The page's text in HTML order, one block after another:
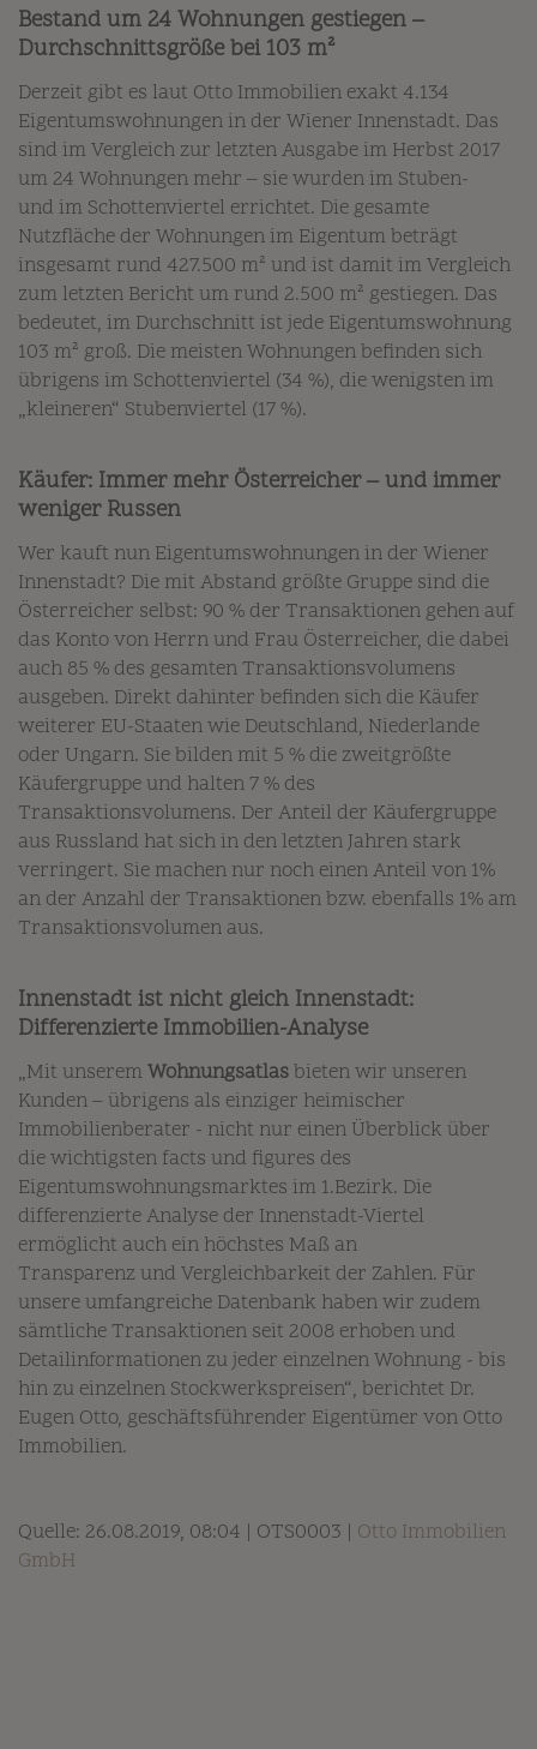
Bestand um 24 Wohnungen gestiegen –
Durchschnittsgröße bei 103 m²
Derzeit gibt es laut Otto Immobilien exakt 4.134
Eigentumswohnungen in der Wiener Innenstadt. Das
sind im Vergleich zur letzten Ausgabe im Herbst 2017
um 24 Wohnungen mehr – sie wurden im Stuben-
und im Schottenviertel errichtet. Die gesamte
Nutzfläche der Wohnungen im Eigentum beträgt
insgesamt rund 427.500 m² und ist damit im Vergleich
zum letzten Bericht um rund 2.500 m² gestiegen. Das
bedeutet, im Durchschnitt ist jede Eigentumswohnung
103 m² groß. Die meisten Wohnungen befinden sich
übrigens im Schottenviertel (34 %), die wenigsten im
„kleineren“ Stubenviertel (17 %).
Käufer: Immer mehr Österreicher – und immer
weniger Russen
Wer kauft nun Eigentumswohnungen in der Wiener
Innenstadt? Die mit Abstand größte Gruppe sind die
Österreicher selbst: 90 % der Transaktionen gehen auf
das Konto von Herrn und Frau Österreicher, die dabei
auch 85 % des gesamten Transaktionsvolumens
ausgeben. Direkt dahinter befinden sich die Käufer
weiterer EU-Staaten wie Deutschland, Niederlande
oder Ungarn. Sie bilden mit 5 % die zweitgrößte
Käufergruppe und halten 7 % des
Transaktionsvolumens. Der Anteil der Käufergruppe
aus Russland hat sich in den letzten Jahren stark
verringert. Sie machen nur noch einen Anteil von 1%
an der Anzahl der Transaktionen bzw. ebenfalls 1% am
Transaktionsvolumen aus.
Innenstadt ist nicht gleich Innenstadt:
Differenzierte Immobilien-Analyse
„Mit unserem Wohnungsatlasbieten wir unseren
Kunden – übrigens als einziger heimischer
Immobilienberater - nicht nur einen Überblick über
die wichtigsten facts und figures des
Eigentumswohnungsmarktes im 1.Bezirk. Die
differenzierte Analyse der Innenstadt-Viertel
ermöglicht auch ein höchstes Maß an
Transparenz und Vergleichbarkeit der Zahlen. Für
unsere umfangreiche Datenbank haben wir zudem
sämtliche Transaktionen seit 2008 erhoben und
Detailinformationen zu jeder einzelnen Wohnung - bis
hin zu einzelnen Stockwerkspreisen“, berichtet Dr.
Eugen Otto, geschäftsführender Eigentümer von Otto
Immobilien.
Quelle: 26.08.2019, 08:04 | OTS0003 | Otto Immobilien
GmbH